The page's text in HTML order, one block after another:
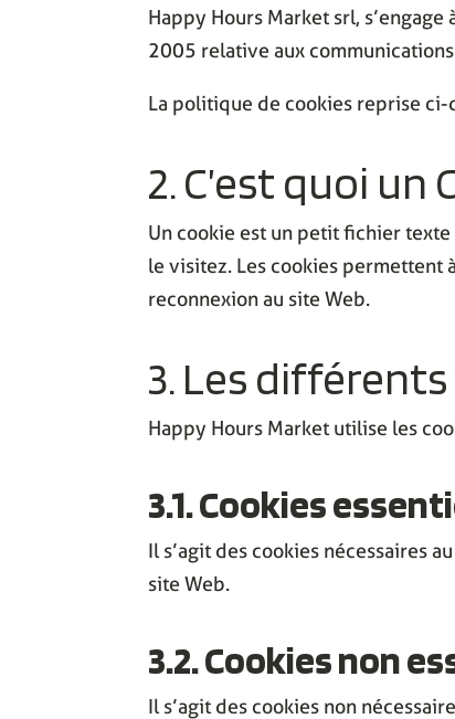
Happy Hours Market srl,
2005 relative aux
La politique de cookies reprise
2. C’est quoi un
Un cookie est un petit fichier texte
le visitez. Les cookies permettent
reconnexion au site Web.
3. Les
Happy Hours Market utilise les
3.1. Cookies
Il s’agit des cookies nécessaires
site Web.
3.2. Cookies non
Il s’agit des cookies non